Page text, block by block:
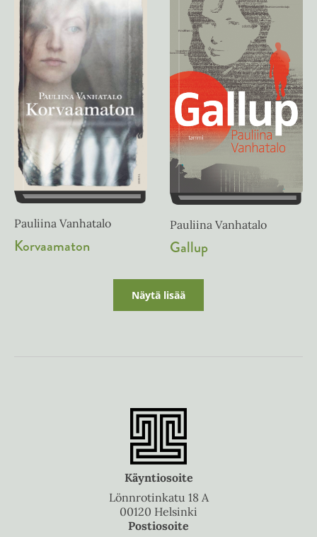
Pauliina Vanhatalo
Korvaamaton
Pauliina Vanhatalo
Gallup
Näytä lisää
Käyntiosoite
Lönnrotinkatu 18 A
00120 Helsinki
Postiosoite